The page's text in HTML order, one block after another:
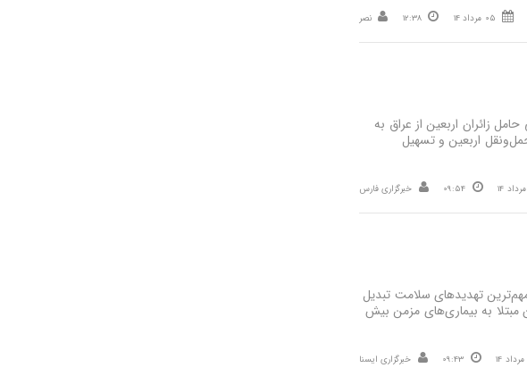
05 مرداد 14 12:38 نصر
زائران اربعین از عراق به
اربعین و تسهیل
09:54 خبرگزاری فارس
تهدیدهای سلامت تبدیل
مبتلا به بیماری‌های مزمن بیش
09:43 خبرگزاری ایسنا